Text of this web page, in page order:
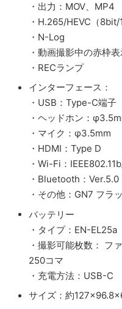
・出力：MOV、MP4
・H.265/HEVC（
・N-Log
・動画撮影中の赤枠
・RECランプ
インターフェース：
・USB：Type-C端子
・ヘッドホン：
・マイク：φ3.5mm
・HDMI：Type D
・Wi-Fi：
・Bluetooth：Ver.5.0
・その他：GN7 フラ
バッテリー
・タイプ：EN-EL25a
・撮影可能枚数： フ
250コマ
・充電方法：USB-C
サイズ：約